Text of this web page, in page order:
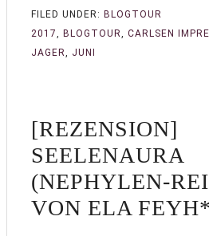
FILED UNDER: BLOGTOUR
2017
BLOGTOUR CARLSEN
JAGER
JUNI
[REZENSION]
SEELENAURA
(NEPHYLEN-
VON ELA FEYH*